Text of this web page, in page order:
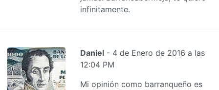
infinitamente.
Daniel - 4 de Enero de 2016 a las
12:04 PM
Mi opinión como barranqueño es